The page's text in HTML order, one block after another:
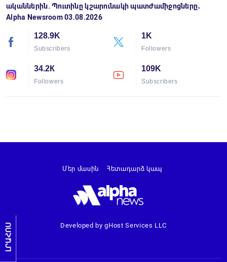
ականներին. Պուտինը կշարունակի պատժամիջոցները․
Alpha Newsroom 03.08.2026
128.9K
Subscribers
1K
Followers
34.2К
Followers
109K
Subscribers
ԼՐԱՀՈՍ Developed by gHost Services LLC
Մեր մասին Հետադարձ կապ